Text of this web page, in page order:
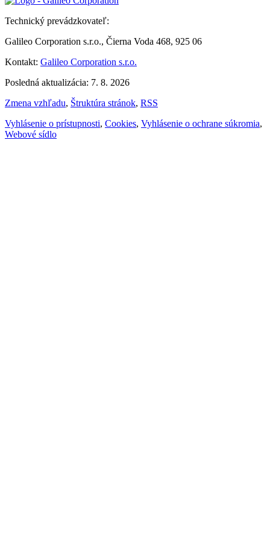
Technický prevádzkovateľ:
Galileo Corporation s.r.o., Čierna Voda 468, 925 06
Kontakt: Galileo Corporation s.r.o.
Posledná aktualizácia: 7. 8. 2026
Zmena vzhľadu, Štruktúra stránok, RSS
Vyhlásenie o prístupnosti, Cookies, Vyhlásenie o ochrane súkromia,
Webové sídlo